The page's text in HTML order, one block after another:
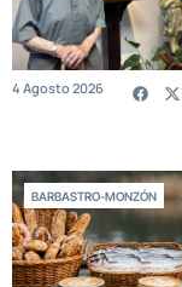
4 Agosto 2026
BARBASTRO-MONZÓN